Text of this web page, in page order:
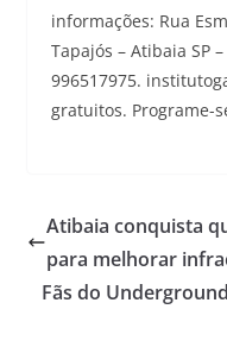
informações: Rua
Tapajós – Atibaia SP
996517975.
gratuitos. Programe-
Atibaia conquista
para melhorar
Fãs do